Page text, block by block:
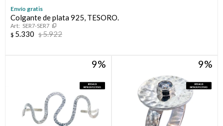
Envío gratis
Colgante de plata 925, TESORO.
SER7-SER7
$ 5.330 $5.922
9 9